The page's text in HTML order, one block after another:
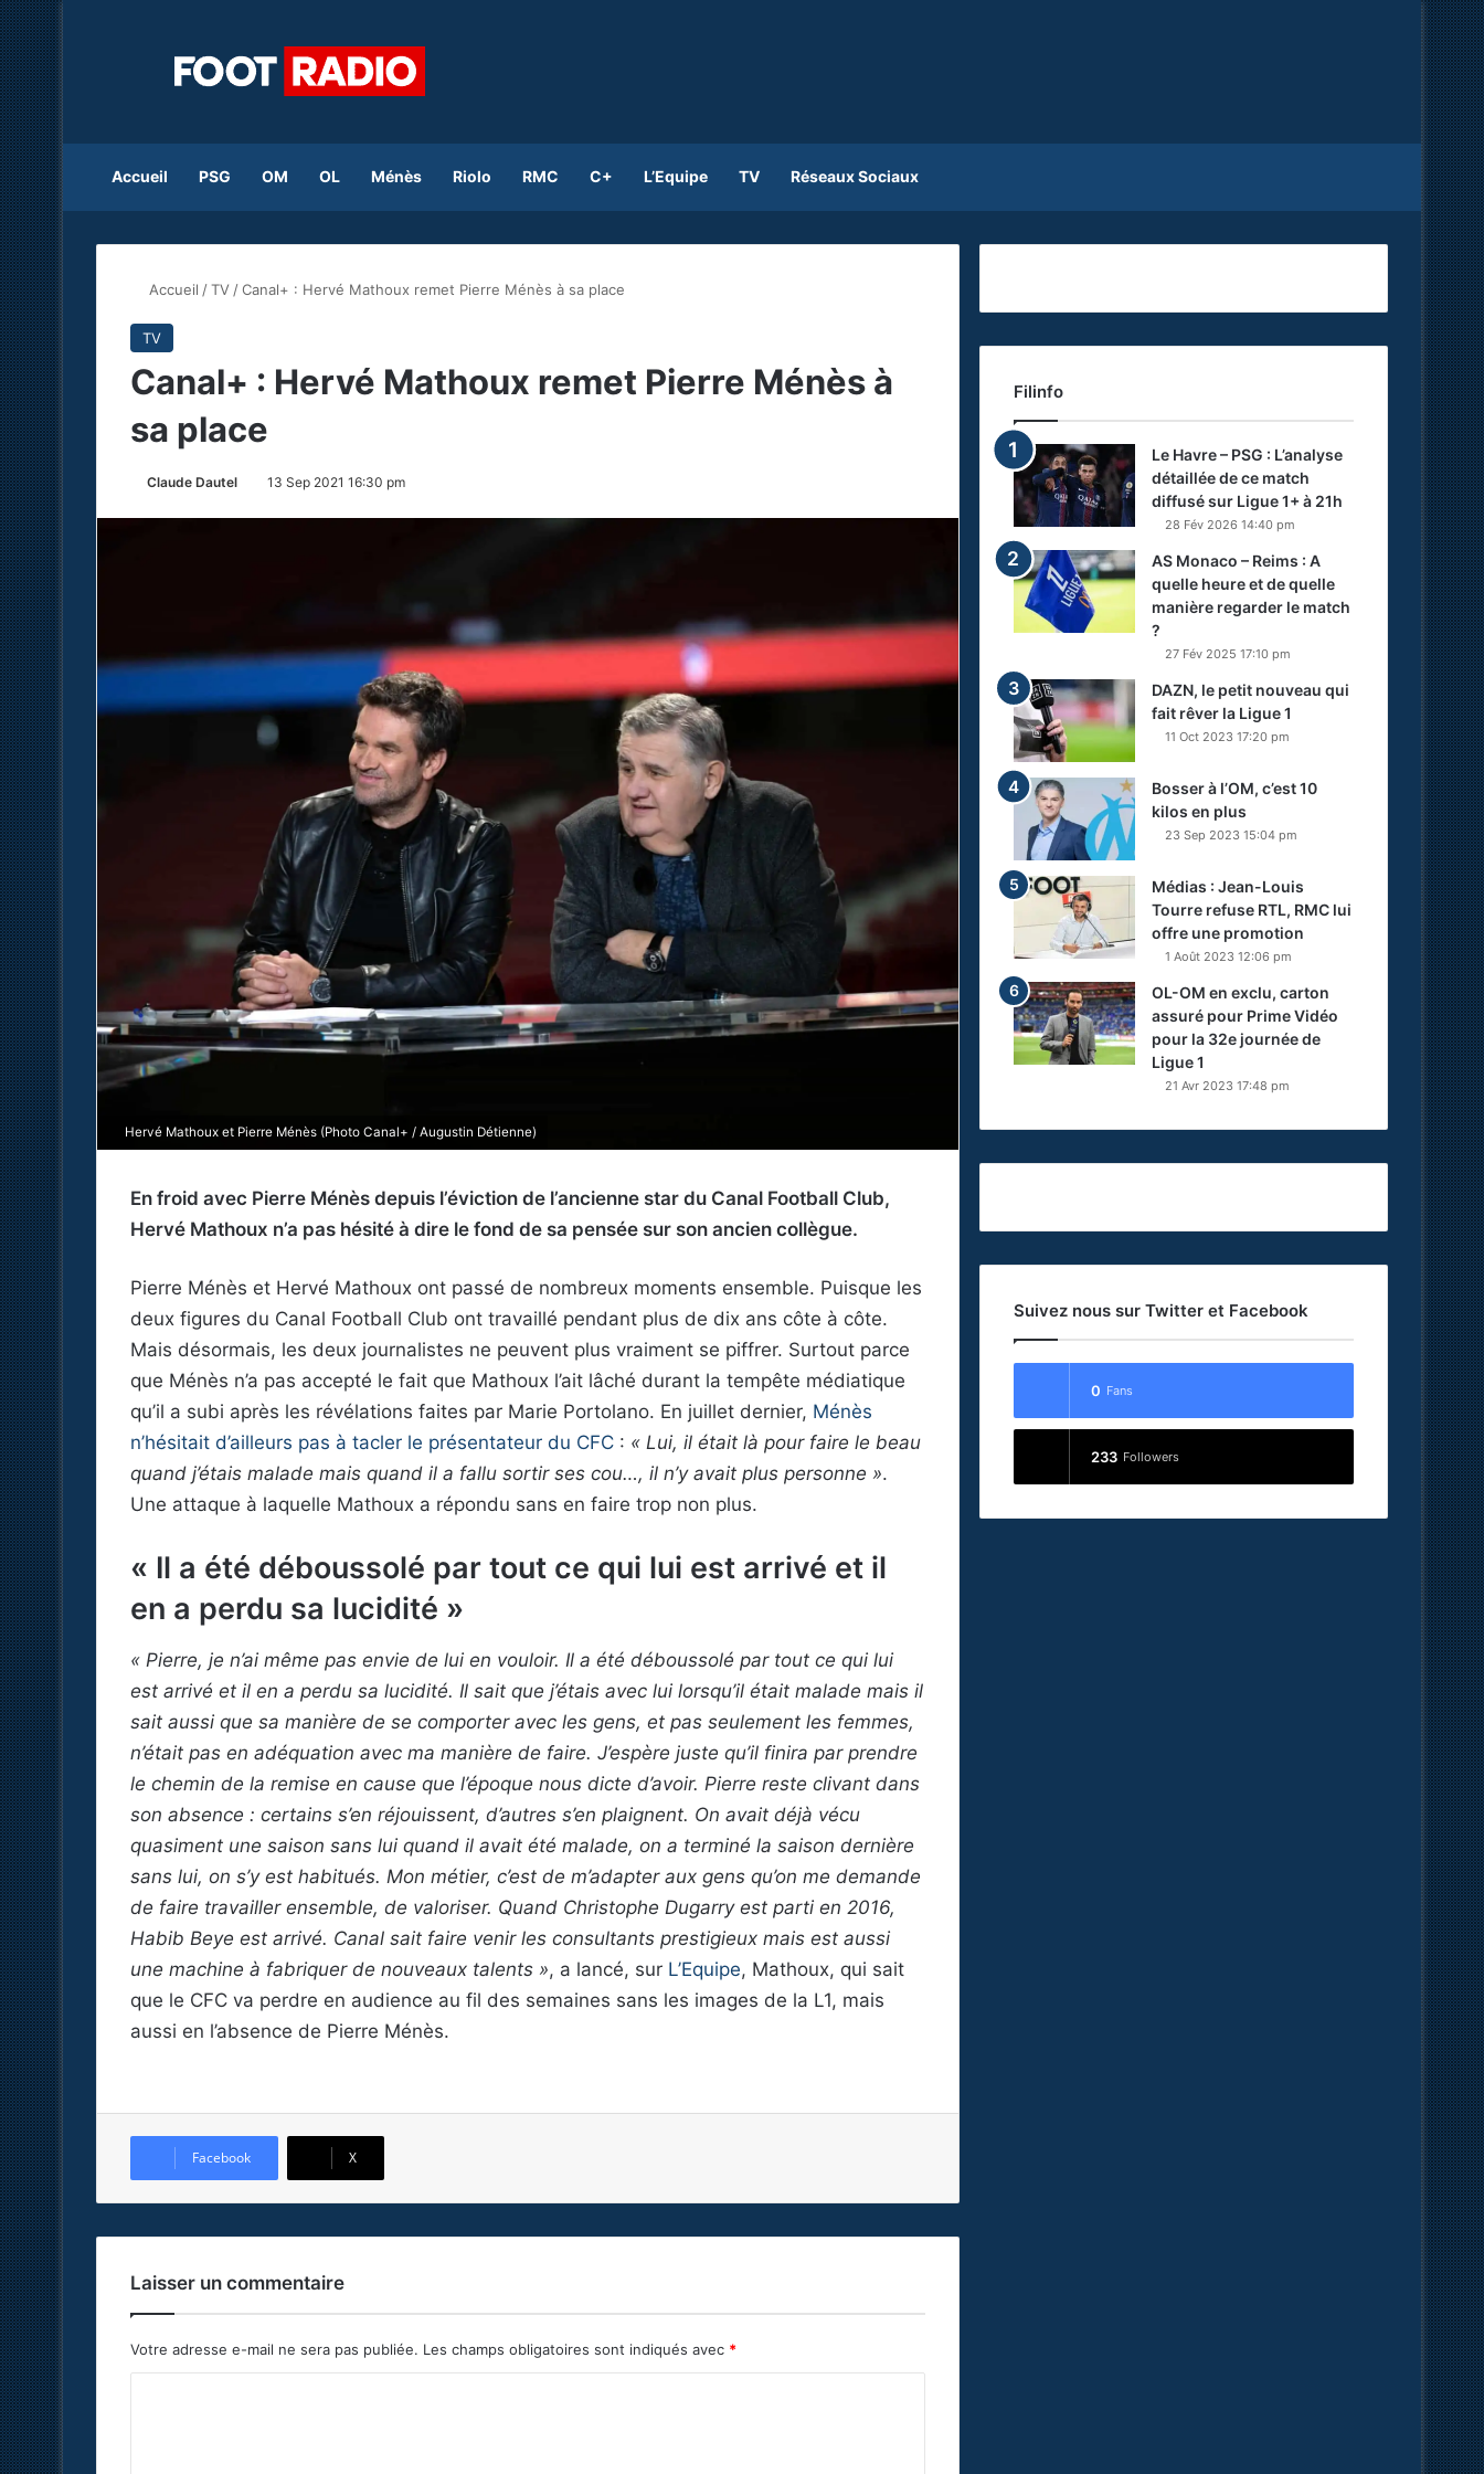
Accueil PSG OM OL Ménès Riolo RMC C+ L’Equipe TV Réseaux Sociaux
Accueil /TV /Canal+ : Hervé Mathoux remet Pierre Ménès à sa place
TV
Canal+ : Hervé Mathoux remet Pierre Ménès à
sa place
Claude Dautel 13 Sep 2021 16:30 pm
Hervé Mathoux et Pierre Ménès (Photo Canal+ / Augustin Détienne)
En froid avec Pierre Ménès depuis l’éviction de l’ancienne star du Canal Football Club,
Hervé Mathoux n’a pas hésité à dire le fond de sa pensée sur son ancien collègue.
Pierre Ménès et Hervé Mathoux ont passé de nombreux moments ensemble. Puisque les
deux figures du Canal Football Club ont travaillé pendant plus de dix ans côte à côte.
Mais désormais, les deux journalistes ne peuvent plus vraiment se piffrer. Surtout parce
que Ménès n’a pas accepté le fait que Mathoux l’ait lâché durant la tempête médiatique
qu’il a subi après les révélations faites par Marie Portolano. En juillet dernier, Ménès
n’hésitait d’ailleurs pas à tacler le présentateur du CFC : « Lui, il était là pour faire le beau
quand j’étais malade mais quand il a fallu sortir ses cou…, il n’y avait plus personne ».
Une attaque à laquelle Mathoux a répondu sans en faire trop non plus.
« Il a été déboussolé par tout ce qui lui est arrivé et il
en a perdu sa lucidité »
« Pierre, je n’ai même pas envie de lui en vouloir. Il a été déboussolé par tout ce qui lui
est arrivé et il en a perdu sa lucidité. Il sait que j’étais avec lui lorsqu’il était malade mais il
sait aussi que sa manière de se comporter avec les gens, et pas seulement les femmes,
n’était pas en adéquation avec ma manière de faire. J’espère juste qu’il finira par prendre
le chemin de la remise en cause que l’époque nous dicte d’avoir. Pierre reste clivant dans
son absence : certains s’en réjouissent, d’autres s’en plaignent. On avait déjà vécu
quasiment une saison sans lui quand il avait été malade, on a terminé la saison dernière
sans lui, on s’y est habitués. Mon métier, c’est de m’adapter aux gens qu’on me demande
de faire travailler ensemble, de valoriser. Quand Christophe Dugarry est parti en 2016,
Habib Beye est arrivé. Canal sait faire venir les consultants prestigieux mais est aussi
une machine à fabriquer de nouveaux talents », a lancé, sur L’Equipe, Mathoux, qui sait
que le CFC va perdre en audience au fil des semaines sans les images de la L1, mais
aussi en l’absence de Pierre Ménès.
Facebook X
Laisser un commentaire
Votre adresse e-mail ne sera pas publiée. Les champs obligatoires sont indiqués avec *
Filinfo
Le Havre – PSG : L’analyse
détaillée de ce match
diffusé sur Ligue 1+ à 21h
28 Fév 2026 14:40 pm
AS Monaco – Reims : A
quelle heure et de quelle
manière regarder le match
?
27 Fév 2025 17:10 pm
DAZN, le petit nouveau qui
fait rêver la Ligue 1
11 Oct 2023 17:20 pm
Bosser à l’OM, c’est 10
kilos en plus
23 Sep 2023 15:04 pm
Médias : Jean-Louis
Tourre refuse RTL, RMC lui
offre une promotion
1 Août 2023 12:06 pm
OL-OM en exclu, carton
assuré pour Prime Vidéo
pour la 32e journée de
Ligue 1
21 Avr 2023 17:48 pm
Suivez nous sur Twitter et Facebook
0 Fans
233 Followers